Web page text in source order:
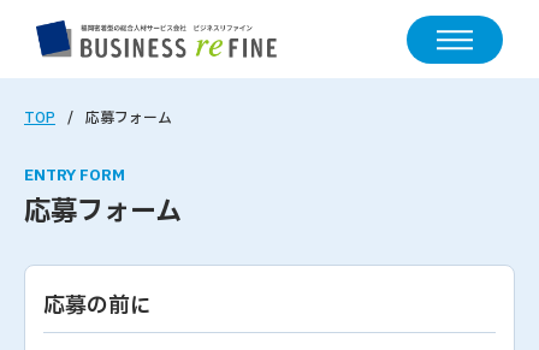
TOP 応募フォーム
ENTRY FORM
応募フォーム
応募の前に